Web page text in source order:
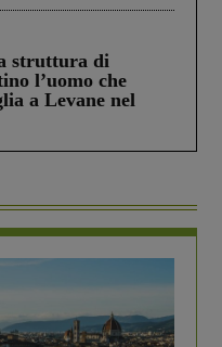
struttura di
l’uomo che
a Levane nel